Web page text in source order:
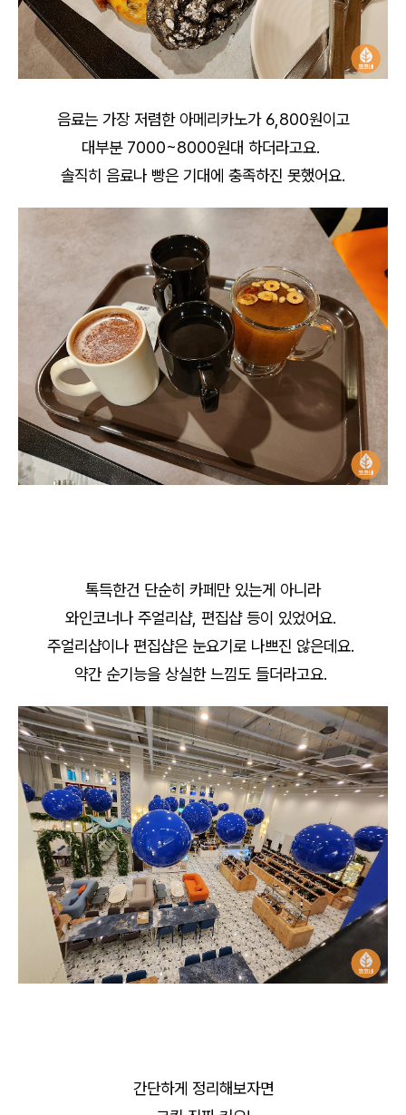
음료는 가장 저렴한 아메리카노가 6,800원이고
대부분 7000~8000원대 하더라고요.
솔직히 음료나 빵은 기대에 충족하진 못했어요.
톡득한건 단순히 카페만 있는게 아니라
와인코너나 주얼리샵, 편집샵 등이 있었어요.
주얼리샵이나 편집샵은 눈요기로 나쁘진 않은데요.
약간 순기능을 상실한 느낌도 들더라고요.
간단하게 정리해보자면